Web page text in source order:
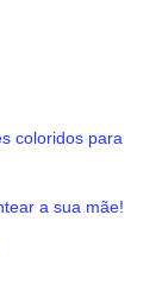
coloridos para
a sua mãe!